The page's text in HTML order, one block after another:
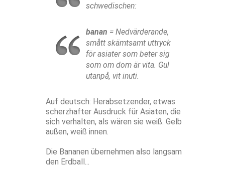
schwedischen:
banan = Nedvärderande,
smått skämtsamt uttryck
för asiater som beter sig
som om dom är vita. Gul
utanpå, vit inuti.
Auf deutsch: Herabsetzender, etwas
scherzhafter Ausdruck für Asiaten, die
sich verhalten, als wären sie weiß. Gelb
außen, weiß innen.
Die Bananen übernehmen also langsam
den Erdball...